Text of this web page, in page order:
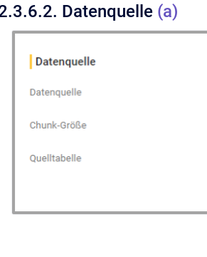
Datenquelle (a)